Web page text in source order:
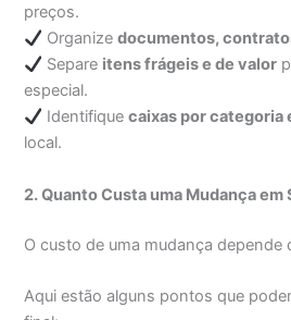
preços.
Organizedocumentos,
Separe itens frágeis e de valor
especial.
Identifiquecaixas por categoria
local.
2. Quanto Custa uma Mudança em
O custo de uma mudança depende
Aqui estão alguns pontos que